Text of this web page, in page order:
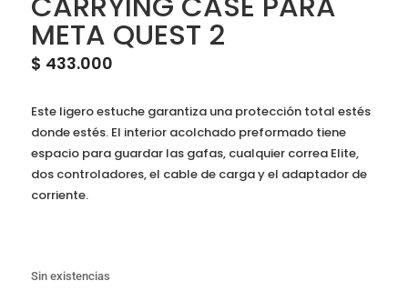
META QUEST 2
$ 433.000
Este ligero estuche garantiza una protección total estés
donde estés. El interior acolchado preformado tiene
espacio para guardar las gafas, cualquier correa Elite,
dos controladores, el cable de carga y el adaptador de
corriente.
Sin existencias